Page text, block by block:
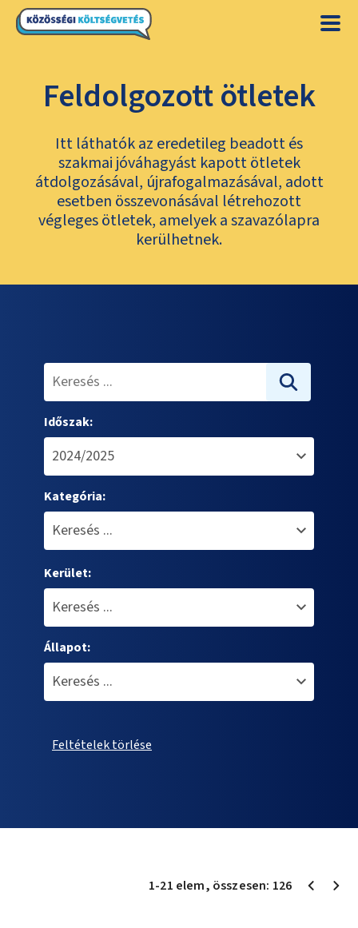
Feldolgozott ötletek
Itt láthatók az eredetileg beadott és
szakmai jóváhagyást kapott ötletek
átdolgozásával, újrafogalmazásával, adott
esetben összevonásával létrehozott
végleges ötletek, amelyek a szavazólapra
kerülhetnek.
Időszak:
Kategória:
Kerület:
Állapot:
Feltételek törlése
1-21 elem, összesen: 126